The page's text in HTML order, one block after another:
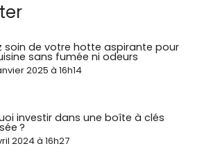
soin de votre hotte aspirante pour
sans fumée ni odeurs
2025 à 16h14
investir dans une boîte à clés
?
2024 à 16h27